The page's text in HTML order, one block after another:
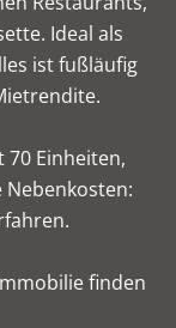
Ideal als
ist fußläufig
Einheiten,
finden